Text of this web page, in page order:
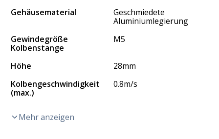
Gehäusematerial
Geschmiedete
Aluminiumlegierung
Gewindegröße
Kolbenstange
M5
Höhe
28mm
Kolbengeschwindigkeit
(max.)
0.8m/s
Mehr anzeigen